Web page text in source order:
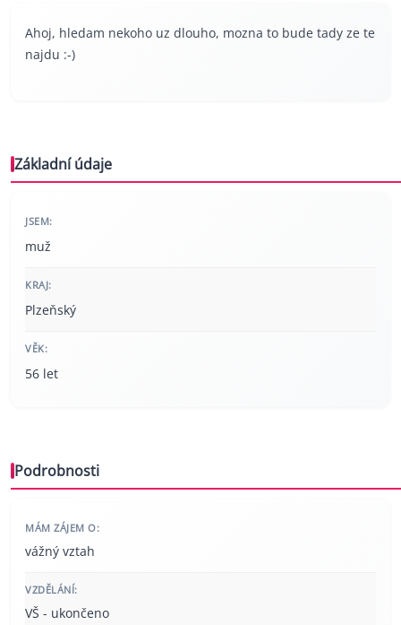
Ahoj, hledam nekoho uz dlouho, mozna to bude tady ze te
najdu :-)
Základní údaje
JSEM:
muž
KRAJ:
Plzeňský
VĚK:
56 let
Podrobnosti
MÁM ZÁJEM O:
vážný vztah
VZDĚLÁNÍ:
VŠ - ukončeno